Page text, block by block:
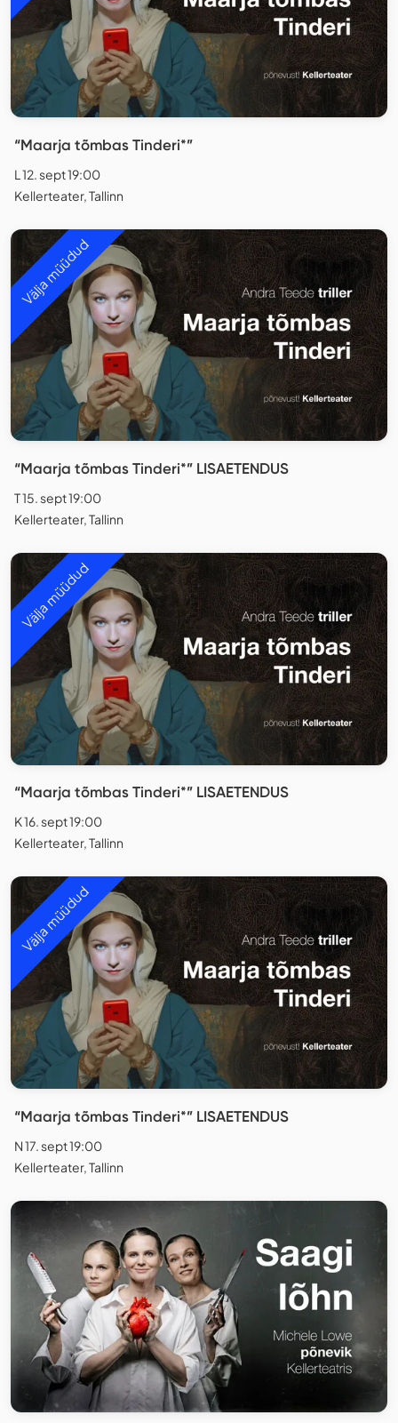
“Maarja tõmbas Tinderi*”
L 12. sept 19:00
Kellerteater, Tallinn
Välja müüdud
“Maarja tõmbas Tinderi*” LISAETENDUS
T 15. sept 19:00
Kellerteater, Tallinn
Välja müüdud
“Maarja tõmbas Tinderi*” LISAETENDUS
K 16. sept 19:00
Kellerteater, Tallinn
Välja müüdud
“Maarja tõmbas Tinderi*” LISAETENDUS
N 17. sept 19:00
Kellerteater, Tallinn